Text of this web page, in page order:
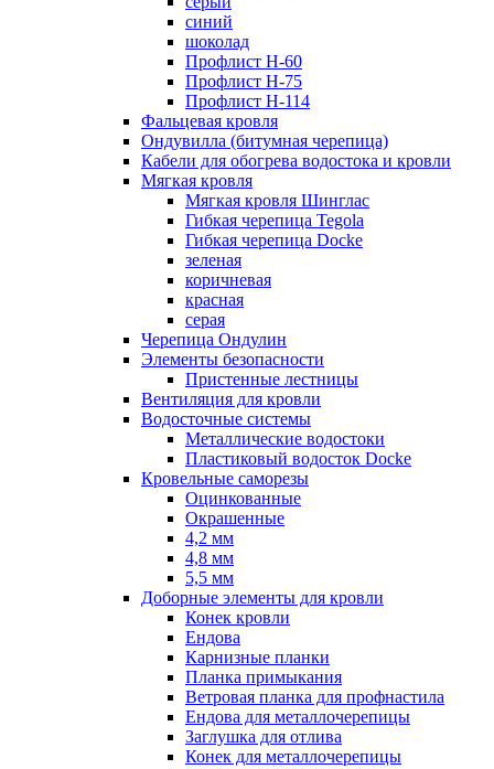
синий
шоколад
Профлист Н-60
Профлист Н-75
Профлист H-114
Фальцевая кровля
Ондувилла (битумная черепица)
Кабели для обогрева водостока и кровли
Мягкая кровля
Мягкая кровля Шинглас
Гибкая черепица Tegola
Гибкая черепица Docke
зеленая
коричневая
красная
серая
Черепица Ондулин
Элементы безопасности
Пристенные лестницы
Вентиляция для кровли
Водосточные системы
Металлические водостоки
Пластиковый водосток Docke
Кровельные саморезы
Оцинкованные
Окрашенные
4,2 мм
4,8 мм
5,5 мм
Доборные элементы для кровли
Конек кровли
Ендова
Карнизные планки
Планка примыкания
Ветровая планка для профнастила
Ендова для металлочерепицы
Заглушка для отлива
Конек для металлочерепицы